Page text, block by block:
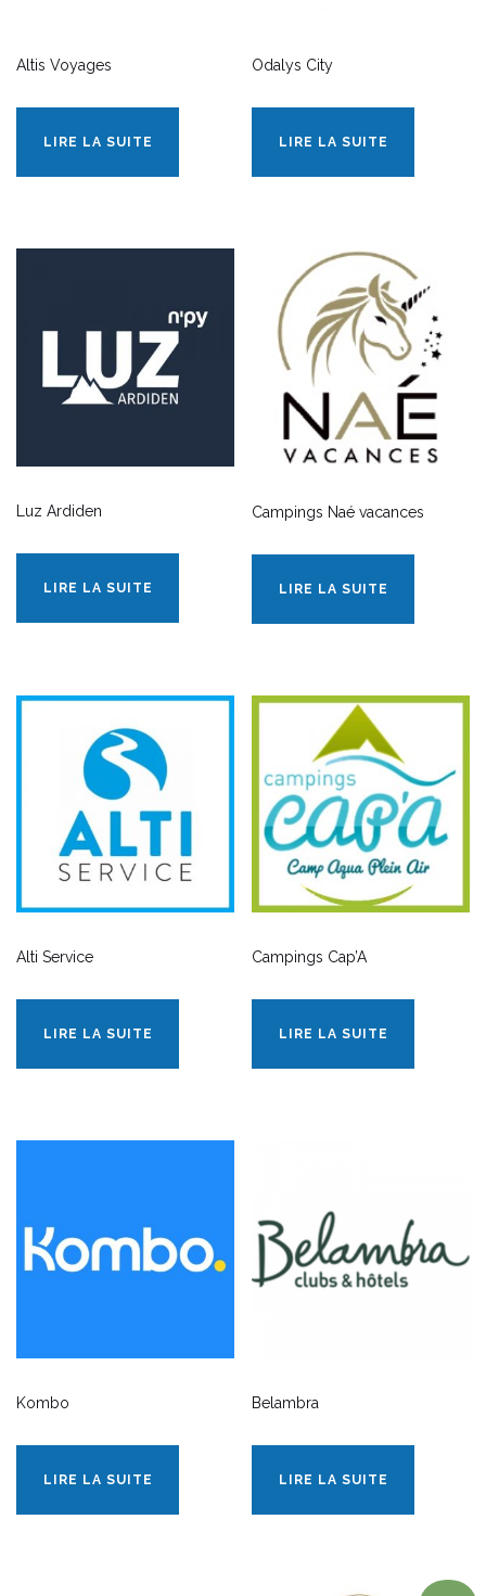
Altis Voyages
LIRE LA SUITE
Odalys City
LIRE LA SUITE
Luz Ardiden
LIRE LA SUITE
Campings Naé vacances
LIRE LA SUITE
Alti Service
LIRE LA SUITE
Campings Cap’A
LIRE LA SUITE
Kombo
LIRE LA SUITE
Belambra
LIRE LA SUITE